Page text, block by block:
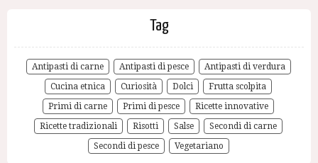
Tag
Antipasti di carne Antipasti di pesce
Antipasti di verdura
Cucina etnica
Curiosità Dolci
Frutta scolpita
Primi di carne
Primi di pesce
Ricette innovative
Ricette tradizionali
Risotti Salse
Secondi di carne
Secondi di pesce
Vegetariano